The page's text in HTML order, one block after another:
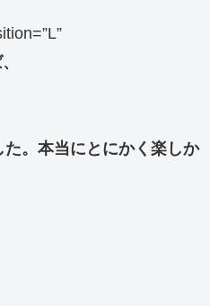
た。本当にとにかく楽しか